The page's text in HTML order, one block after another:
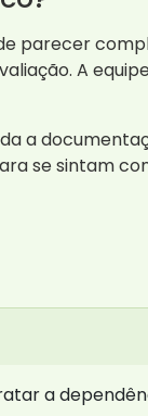
A
a
se sintam
a